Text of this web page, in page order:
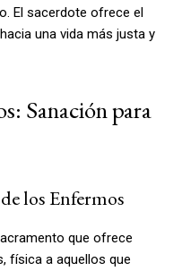
El sacerdote ofrece el
una vida más justa y
Sanación para
los Enfermos
que ofrece
física a aquellos que